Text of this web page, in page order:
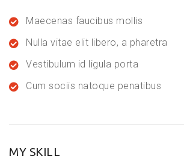
Maecenas faucibus mollis
Nulla vitae elit libero, a pharetra
Vestibulum id ligula porta
Cum sociis natoque penatibus
MY SKILL